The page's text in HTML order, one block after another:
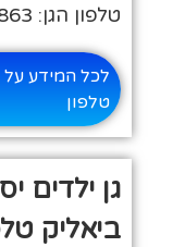
טלפון הגן: 03-5016863
לכל המידע על
טלפון
גן ילדים
ביאליק